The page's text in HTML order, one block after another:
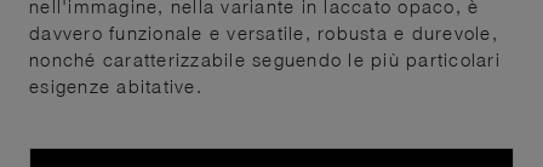
nell'immagine, nella variante in laccato opaco, è
davvero funzionale e versatile, robusta e durevole,
nonché caratterizzabile seguendo le più particolari
esigenze abitative.